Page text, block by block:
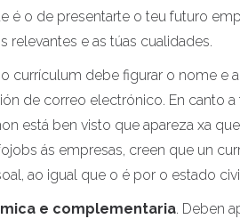
é o de presentarte o teu futuro
relevantes e as túas cualidades.
currículum debe figurar o nome e
de correo electrónico. En canto
está ben visto que apareza xa
ás empresas, creen que un
ao igual que o é por o estado
e complementaria. Deben